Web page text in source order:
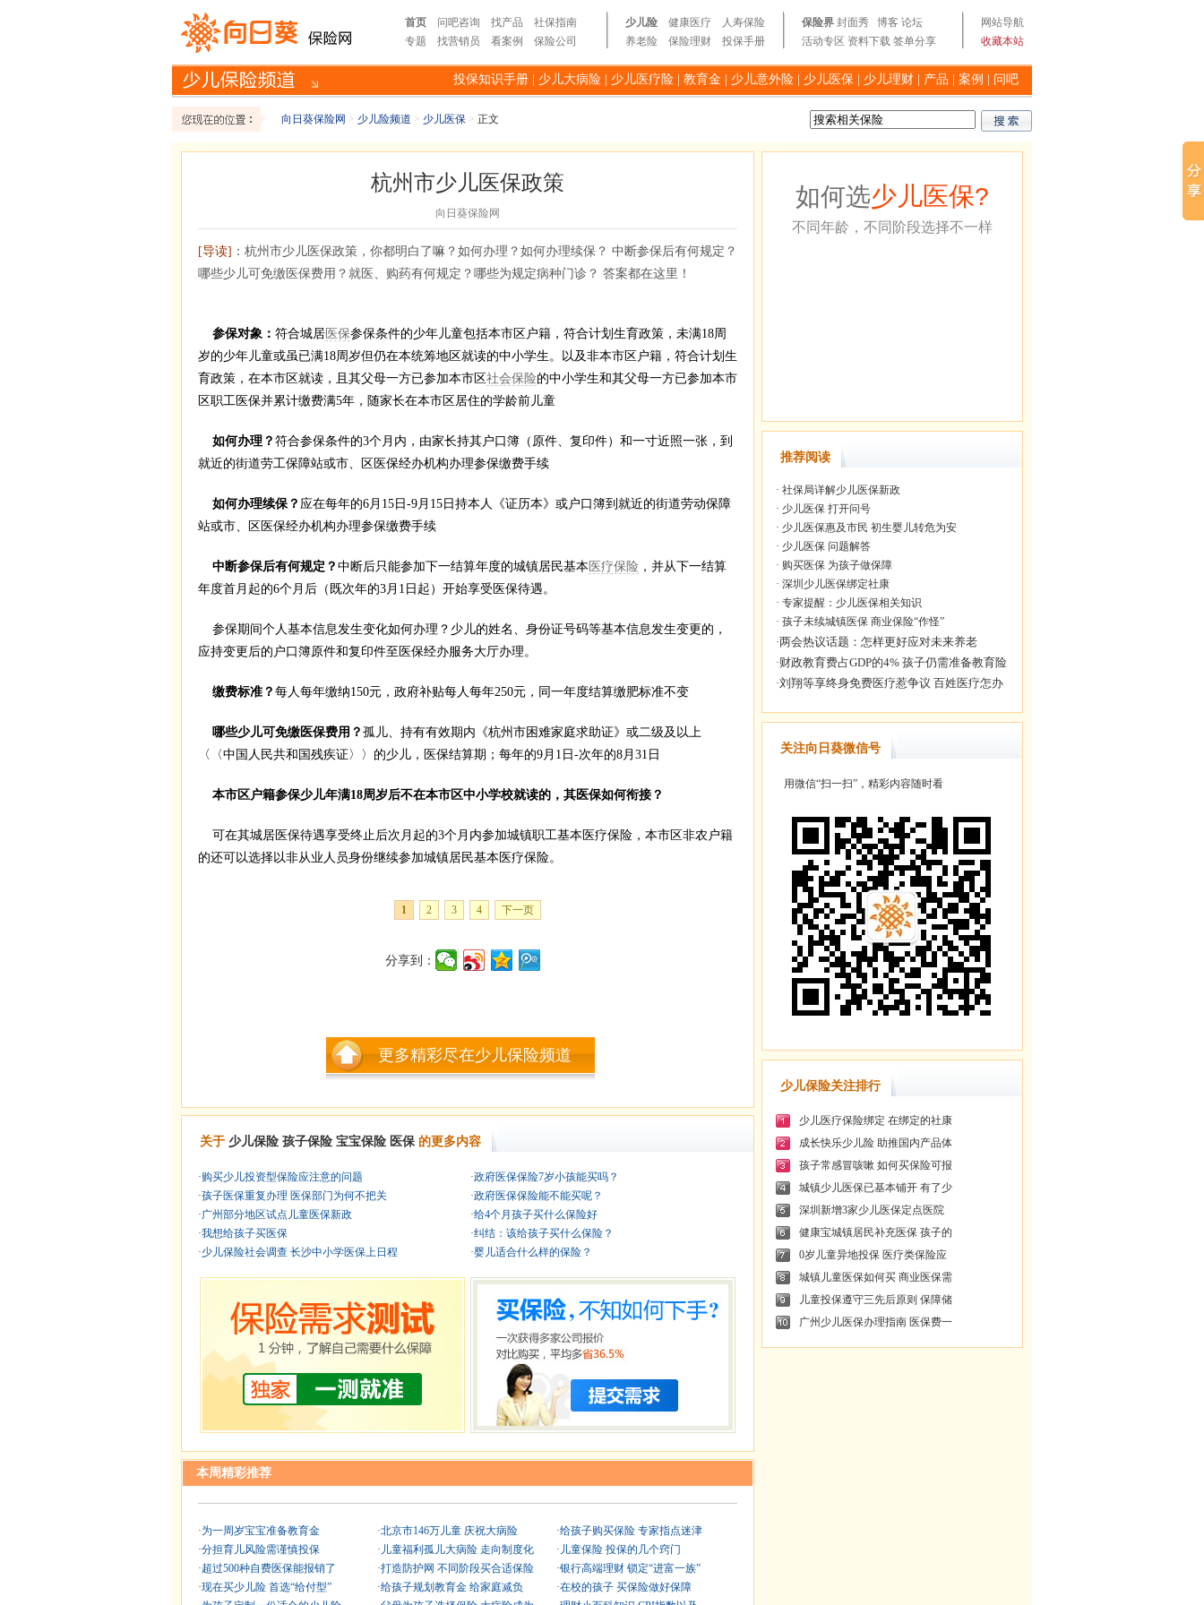
首页 问吧咨询 找产品
社保指南
专题
找营销员 看案例 保险公司
少儿险 健康医疗
人寿保险
养老险
保险理财 投保手册
保险界 封面秀 博客 论坛
活动专区 资料下载 签单分享
网站导航
收藏本站
投保知识手册 少儿大病险 少儿医疗险 教育金 少儿意外险 少儿医保 少儿理财 产品 案例 问吧
向日葵保险网 > 少儿险频道 > 少儿医保 > 正文
杭州市少儿医保政策
向日葵保险网
[导读] ：杭州市少儿医保政策，你都明白了嘛？如何办理？如何办理续保？ 中断参保后有何规定？
哪些少儿可免缴医保费用？就医、购药有何规定？哪些为规定病种门诊？ 答案都在这里！
参保对象： 符合城居 医保参保条件的少年儿童包括本市区户籍，符合计划生育政策，未满18周
岁的少年儿童或虽已满18周岁但仍在本统筹地区就读的中小学生。以及非本市区户籍，符合计划生
育政策，在本市区就读，且其父母一方已参加本市区社会保险的中小学生和其父母一方已参加本市
区职工医保并累计缴费满5年，随家长在本市区居住的学龄前儿童
如何办理？ 符合参保条件的3个月内，由家长持其户口簿（原件、复印件）和一寸近照一张，到
就近的街道劳工保障站或市、区医保经办机构办理参保缴费手续
如何办理续保？ 应在每年的6月15日-9月15日持本人《证历本》或户口簿到就近的街道劳动保障
站或市、区医保经办机构办理参保缴费手续
中断参保后有何规定？ 中断后只能参加下一结算年度的城镇居民基本 医疗保险 ，并从下一结算
年度首月起的6个月后（既次年的3月1日起）开始享受医保待遇。
参保期间个人基本信息发生变化如何办理？少儿的姓名、身份证号码等基本信息发生变更的，
应持变更后的户口簿原件和复印件至医保经办服务大厅办理。
缴费标准？ 每人每年缴纳150元，政府补贴每人每年250元，同一年度结算缴肥标准不变
哪些少儿可免缴医保费用？ 孤儿、持有有效期内《杭州市困难家庭求助证》或二级及以上
〈〈中国人民共和国残疾证〉〉的少儿，医保结算期；每年的9月1日-次年的8月31日
本市区户籍参保少儿年满18周岁后不在本市区中小学校就读的，其医保如何衔接？
可在其城居医保待遇享受终止后次月起的3个月内参加城镇职工基本医疗保险，本市区非农户籍
的还可以选择以非从业人员身份继续参加城镇居民基本医疗保险。
1 2 3 4 下一页
分享到：
更多精彩尽在少儿保险频道
关于 少儿保险 孩子保险 宝宝保险 医保 的更多内容
·购买少儿投资型保险应注意的问题
·孩子医保重复办理 医保部门为何不把关
·广州部分地区试点儿童医保新政
·我想给孩子买医保
·少儿保险社会调查 长沙中小学医保上日程
·政府医保保险7岁小孩能买吗？
·政府医保保险能不能买呢？
·给4个月孩子买什么保险好
·纠结：该给孩子买什么保险？
·婴儿适合什么样的保险？
本周精彩推荐
·为一周岁宝宝准备教育金
·分担育儿风险需谨慎投保
·超过500种自费医保能报销了
·现在买少儿险 首选“给付型”
·北京市146万儿童 庆祝大病险
· 儿童福利孤儿大病险 走向制度化
·打造防护网 不同阶段买合适保险
·给孩子规划教育金 给家庭减负
·给孩子购买保险 专家指点迷津
· 儿童保险 投保的几个窍门
·银行高端理财 锁定“进富一族”
·在校的孩子 买保险做好保障
如何选少儿医保?
不同年龄，不同阶段选择不一样
推荐阅读
· 社保局详解少儿医保新政
· 少儿医保 打开问号
· 少儿医保惠及市民 初生婴儿转危为安
· 少儿医保 问题解答
· 购买医保 为孩子做保障
· 深圳少儿医保绑定社康
· 专家提醒：少儿医保相关知识
· 孩子未续城镇医保 商业保险“作怪”
关注向日葵微信号
用微信“扫一扫”，精彩内容随时看
少儿保险关注排行
少儿医疗保险绑定 在绑定的社康
成长快乐少儿险 助推国内产品体
孩子常感冒咳嗽 如何买保险可报
城镇少儿医保已基本铺开 有了少
深圳新增3家少儿医保定点医院
健康宝城镇居民补充医保 孩子的
0岁儿童异地投保 医疗类保险应
城镇儿童医保如何买 商业医保需
儿童投保遵守三先后原则 保障储
广州少儿医保办理指南 医保费一